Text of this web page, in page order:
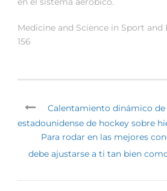
Medicine and Science in Sport and
156
Calentamiento dinámico de
estadounidense de hockey sobre
Para rodar en las mejores
debe ajustarse a ti tan bien